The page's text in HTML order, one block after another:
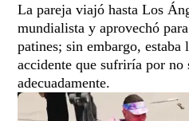
La pareja viajó hasta Los
mundialista y aprovechó
patines; sin embargo, estaba
accidente que sufriría por no
adecuadamente.